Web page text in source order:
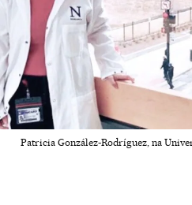
Patricia González-Rodríguez, na